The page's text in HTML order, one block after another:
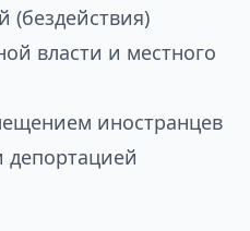
(бездействия)
власти и местного
иностранцев
депортацией